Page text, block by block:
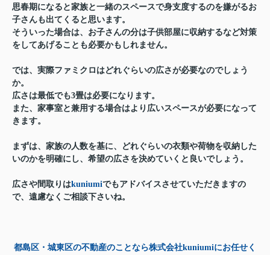
思春期になると家族と一緒のスペースで身支度するのを嫌がるお
子さんも出てくると思います。
そういった場合は、お子さんの分は子供部屋に収納するなど対策
をしてあげることも必要かもしれません。
では、実際ファミクロはどれぐらいの広さが必要なのでしょう
か。
広さは最低でも3畳は必要になります。
また、家事室と兼用する場合はより広いスペースが必要になって
きます。
まずは、家族の人数を基に、どれぐらいの衣類や荷物を収納した
いのかを明確にし、希望の広さを決めていくと良いでしょう。
広さや間取りはkuniumiでもアドバイスさせていただきますの
で、遠慮なくご相談下さいね。
都島区・城東区の不動産のことなら株式会社kuniumiにお任せく